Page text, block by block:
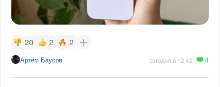
20 2 2
Артём Баусов сегодня в 12:42 4